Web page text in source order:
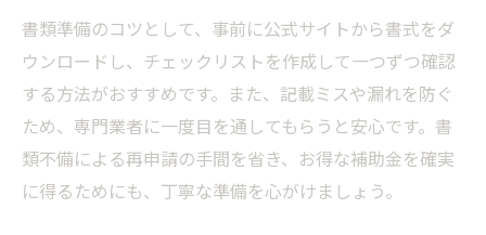
書類準備のコツとして、事前に公式サイトから書式をダ
ウンロードし、チェックリストを作成して一つずつ確認
する方法がおすすめです。また、記載ミスや漏れを防ぐ
ため、専門業者に一度目を通してもらうと安心です。書
類不備による再申請の手間を省き、お得な補助金を確実
に得るためにも、丁寧な準備を心がけましょう。